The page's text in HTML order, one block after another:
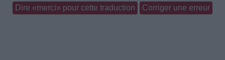
Dire «merci» pour cette traduction Corriger une erreur